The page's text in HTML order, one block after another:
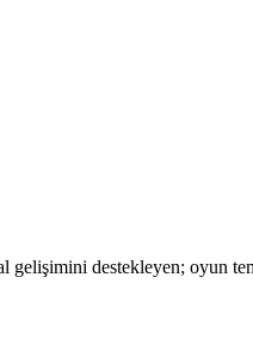
destekleyen; oyun